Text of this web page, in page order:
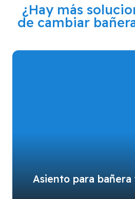
¿Hay más
de cambiar
Asiento para